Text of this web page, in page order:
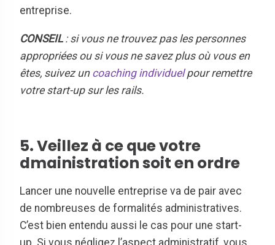
entreprise.
CONSEIL: si vous ne trouvez pas les personnes
appropriées ou si vous ne savez plus où vous en
êtes, suivez un coaching individuelpour remettre
votre start-up sur les rails.
5. Veillez à ce que votre
dmainistration soit en ordre
Lancer une nouvelle entreprise va de pair avec
de nombreuses de formalités administratives.
C’est bien entendu aussi le cas pour une start-